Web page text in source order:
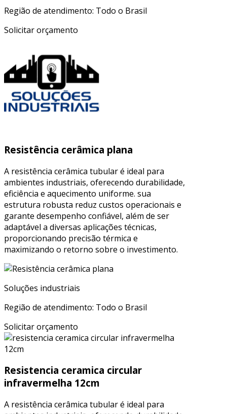
Região de atendimento: Todo o Brasil
Solicitar orçamento
Resistência cerâmica plana
A resistência cerâmica tubular é ideal para
ambientes industriais, oferecendo durabilidade,
eficiência e aquecimento uniforme. sua
estrutura robusta reduz custos operacionais e
garante desempenho confiável, além de ser
adaptável a diversas aplicações técnicas,
proporcionando precisão térmica e
maximizando o retorno sobre o investimento.
Soluções industriais
Região de atendimento: Todo o Brasil
Solicitar orçamento
Resistencia ceramica circular
infravermelha 12cm​
A resistência cerâmica tubular é ideal para